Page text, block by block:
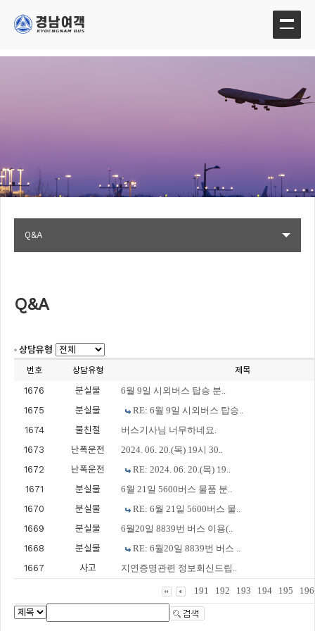
Q&A
Q&A
상담유형
번호 상담유형 제목
1676 분실물
6월 9일 시외버스 탑승 분..
1675
분실물
RE: 6월 9일 시외버스 탑승..
1674
불친절
버스기사님 너무하네요.
1673
난폭운전
2024. 06. 20.(목) 19시 30..
1672
난폭운전
RE: 2024. 06. 20.(목) 19..
1671
분실물
6월 21일 5600버스 물품 분..
1670
분실물
RE: 6월 21일 5600버스 물..
1669
분실물
6월20일 8839번 버스 이용(..
1668
분실물
RE: 6월20일 8839번 버스 ..
1667
사고 지연증명관련 정보회신드립..
191 192 193 194 195 196